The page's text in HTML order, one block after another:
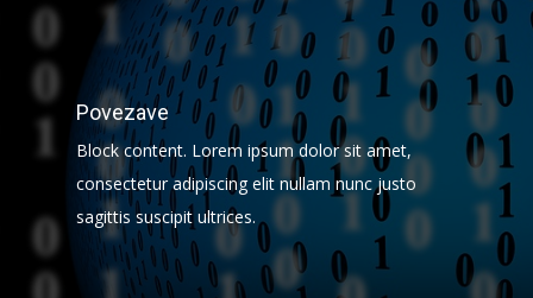
Povezave
Block content. Lorem ipsum dolor sit amet,
consectetur adipiscing elit nullam nunc justo
sagittis suscipit ultrices.